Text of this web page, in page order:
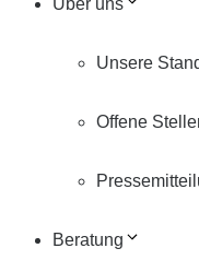
Über uns
Unsere
Offene
Beratung